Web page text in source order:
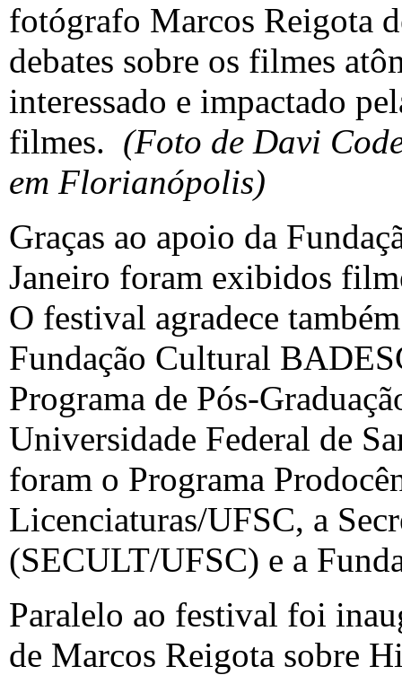
fotógrafo Marcos Reigota
debates sobre os filmes
interessado e impactado
filmes. (Foto de Davi
em Florianópolis)
Graças ao apoio da
Janeiro foram exibidos
O festival agradece
Fundação Cultural
Programa de Pós-
Universidade Federal de
foram o Programa
Licenciaturas/UFSC, a
(SECULT/UFSC) e a
Paralelo ao festival foi
de Marcos Reigota sobre